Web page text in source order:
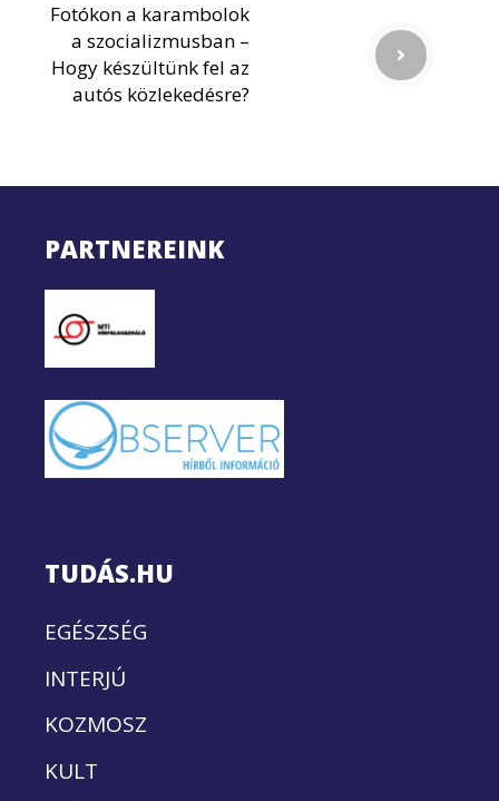
Fotókon a karambolok
a szocializmusban –
Hogy készültünk fel az
autós közlekedésre?
PARTNEREINK
TUDÁS.HU
EGÉSZSÉG
INTERJÚ
KOZMOSZ
KULT